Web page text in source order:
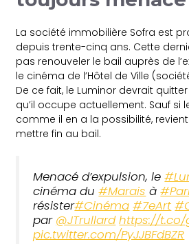
La société immobilière Sofra est
depuis trente-cinq ans. Cette
pas renouveler le bail auprès de
le cinéma de l’Hôtel de Ville (société
De ce fait, le Luminor devrait
qu’il occupe actuellement. Sauf si
comme il en a la possibilité,
mettre fin au bail.
Menacé d’expulsion, le
cinéma du#Marais à
résister#Cinéma #7eArt
par @JTrullard https://t.co/
pic.twitter.com/PyJJBFdBZR